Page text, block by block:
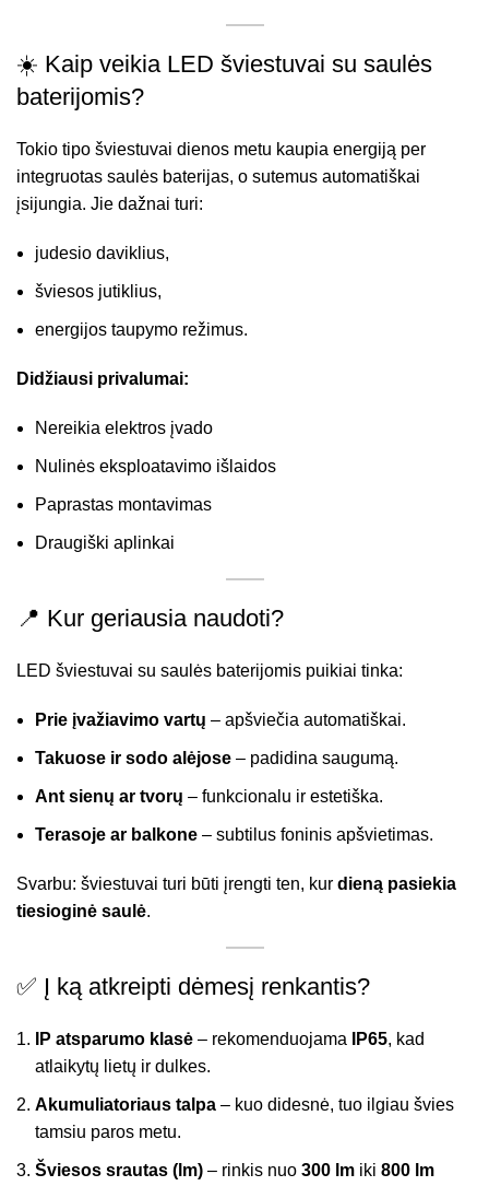
☀️ Kaip veikia LED šviestuvai su saulės
baterijomis?
Tokio tipo šviestuvai dienos metu kaupia energiją per
integruotas saulės baterijas, o sutemus automatiškai
įsijungia. Jie dažnai turi:
judesio daviklius,
šviesos jutiklius,
energijos taupymo režimus.
Didžiausi privalumai:
Nereikia elektros įvado
Nulinės eksploatavimo išlaidos
Paprastas montavimas
Draugiški aplinkai
📍 Kur geriausia naudoti?
LED šviestuvai su saulės baterijomis puikiai tinka:
Prie įvažiavimo vartų – apšviečia automatiškai.
Takuose ir sodo alėjose – padidina saugumą.
Ant sienų ar tvorų – funkcionalu ir estetiška.
Terasoje ar balkone – subtilus foninis apšvietimas.
Svarbu: šviestuvai turi būti įrengti ten, kur dieną pasiekia
tiesioginė saulė.
✅ Į ką atkreipti dėmesį renkantis?
IP atsparumo klasė – rekomenduojama IP65, kad
atlaikytų lietų ir dulkes.
Akumuliatoriaus talpa – kuo didesnė, tuo ilgiau švies
tamsiu paros metu.
Šviesos srautas (lm) – rinkis nuo 300 lm iki 800 lm